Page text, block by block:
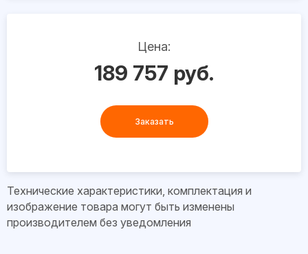
Цена:
189 757 руб.
Заказать
Технические характеристики, комплектация и
изображение товара могут быть изменены
производителем без уведомления